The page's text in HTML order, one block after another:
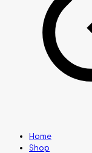
Home
Shop